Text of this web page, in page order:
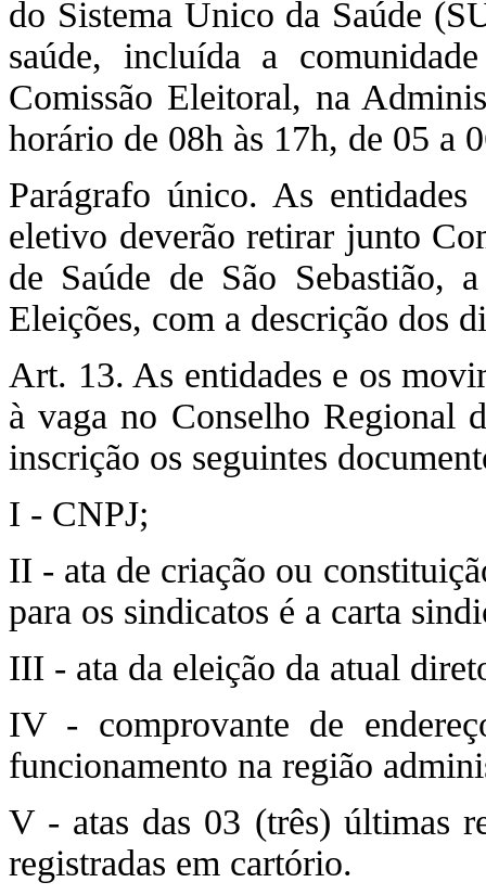
do Sistema Único da Saúde
saúde, incluída a
Comissão Eleitoral, na
horário de 08h às 17h, de 05 a
Parágrafo único. As
eletivo deverão retirar junto
de Saúde de São Sebastião,
Eleições, com a descrição dos
Art. 13. As entidades e os
à vaga no Conselho Regional
inscrição os seguintes
I - CNPJ;
II - ata de criação ou
para os sindicatos é a carta
III - ata da eleição da atual
IV - comprovante de
funcionamento na região
V - atas das 03 (três) últimas
registradas em cartório.